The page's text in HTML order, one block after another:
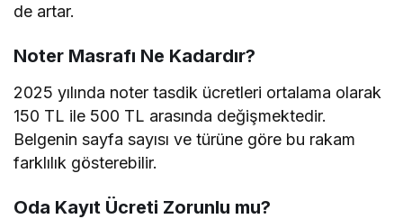
de artar.
Noter Masrafı Ne Kadardır?
2025 yılında noter tasdik ücretleri ortalama olarak
150 TL ile 500 TL arasında değişmektedir.
Belgenin sayfa sayısı ve türüne göre bu rakam
farklılık gösterebilir.
Oda Kayıt Ücreti Zorunlu mu?